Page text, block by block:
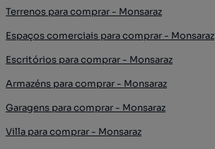
Terrenos para comprar - Monsaraz
Espaços comerciais para comprar - Monsaraz
Escritórios para comprar - Monsaraz
Armazéns para comprar - Monsaraz
Garagens para comprar - Monsaraz
Villa para comprar - Monsaraz